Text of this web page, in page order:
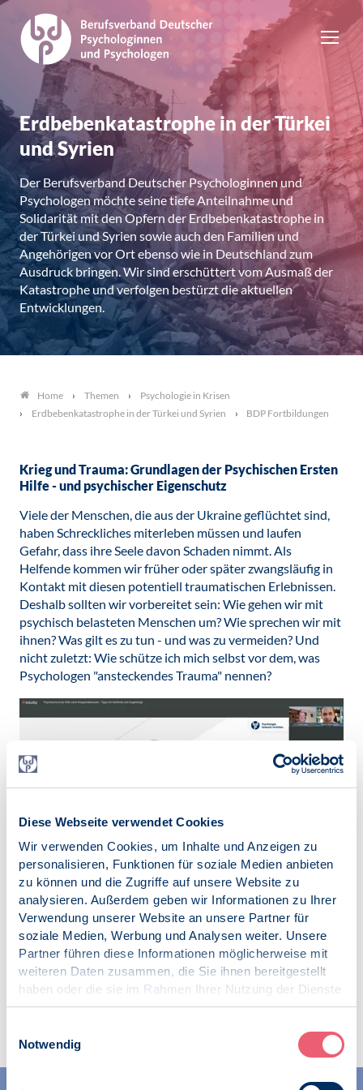
Diese Webseite verwendet Cookies
Wir verwenden Cookies, um Inhalte und Anzeigen zu
personalisieren, Funktionen für soziale Medien anbieten
zu können und die Zugriffe auf unsere Website zu
analysieren. Außerdem geben wir Informationen zu Ihrer
Verwendung unserer Website an unsere Partner für
soziale Medien, Werbung und Analysen weiter. Unsere
Partner führen diese Informationen möglicherweise mit
weiteren Daten zusammen, die Sie ihnen bereitgestellt
haben oder die sie im Rahmen Ihrer Nutzung der Dienste
gesammelt haben.
Notwendig
Erdbebenkatastrophe in der Türkei
und Syrien
Der Berufsverband Deutscher Psychologinnen und
Psychologen möchte seine tiefe Anteilnahme und
Solidarität mit den Opfern der Erdbebenkatastrophe in
der Türkei und Syrien sowie auch den Familien und
Angehörigen vor Ort ebenso wie in Deutschland zum
Ausdruck bringen. Wir sind erschüttert vom Ausmaß der
Katastrophe und verfolgen bestürzt die aktuellen
Entwicklungen.
Home Themen
Psychologie in Krisen
Erdbebenkatastrophe in der Türkei und Syrien
BDP Fortbildungen
Krieg und Trauma: Grundlagen der Psychischen Ersten
Hilfe - und psychischer Eigenschutz
Viele der Menschen, die aus der Ukraine geflüchtet sind,
haben Schreckliches miterleben müssen und laufen
Gefahr, dass ihre Seele davon Schaden nimmt. Als
Helfende kommen wir früher oder später zwangsläufig in
Kontakt mit diesen potentiell traumatischen Erlebnissen.
Deshalb sollten wir vorbereitet sein: Wie gehen wir mit
psychisch belasteten Menschen um? Wie sprechen wir mit
ihnen? Was gilt es zu tun - und was zu vermeiden? Und
nicht zuletzt: Wie schütze ich mich selbst vor dem, was
Psychologen "ansteckendes Trauma" nennen?
Video ansehen